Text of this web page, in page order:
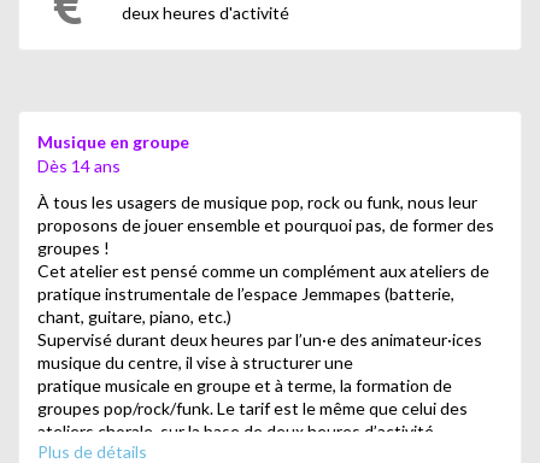
deux heures d'activité
Musique en groupe
Dès 14 ans
À tous les usagers de musique pop, rock ou funk, nous leur
proposons de jouer ensemble et pourquoi pas, de former des
groupes !
Cet atelier est pensé comme un complément aux ateliers de
pratique instrumentale de l’espace Jemmapes (batterie,
chant, guitare, piano, etc.)
Supervisé durant deux heures par l’un·e des animateur·ices
musique du centre, il vise à structurer une
pratique musicale en groupe et à terme, la formation de
groupes pop/rock/funk. Le tarif est le même que celui des
ateliers chorale, sur la base de deux heures d’activité.
Plus de détails